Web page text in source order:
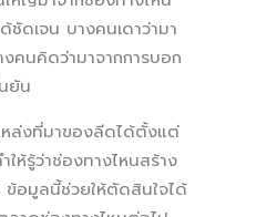
ชัดเจน บางคนเดาว่ามา
คนคิดว่ามาจากการบอก
ยัน
ล่งที่มาของลีดได้ตั้งแต่
ห้รู้ว่าช่องทางไหนสร้าง
อมูลนี้ช่วยให้ตัดสินใจได้